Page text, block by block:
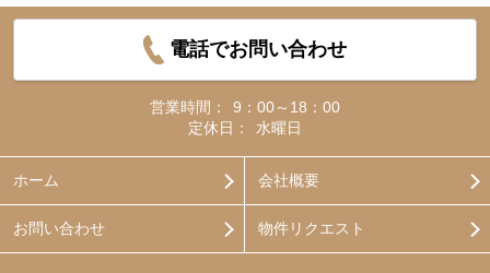
電話でお問い合わせ
営業時間：
9：00～18：00
定休日：
水曜日
ホーム 会社概要
お問い合わせ 物件リクエスト